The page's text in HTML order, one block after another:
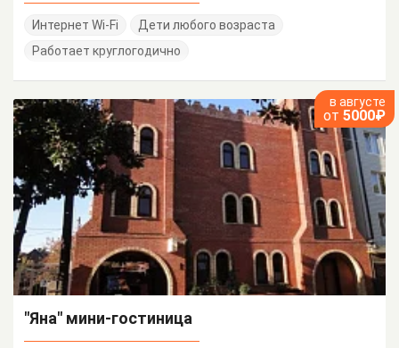
Интернет Wi-Fi
Дети любого возраста
Работает круглогодично
в августе
от 5000₽
"Яна" мини-гостиница